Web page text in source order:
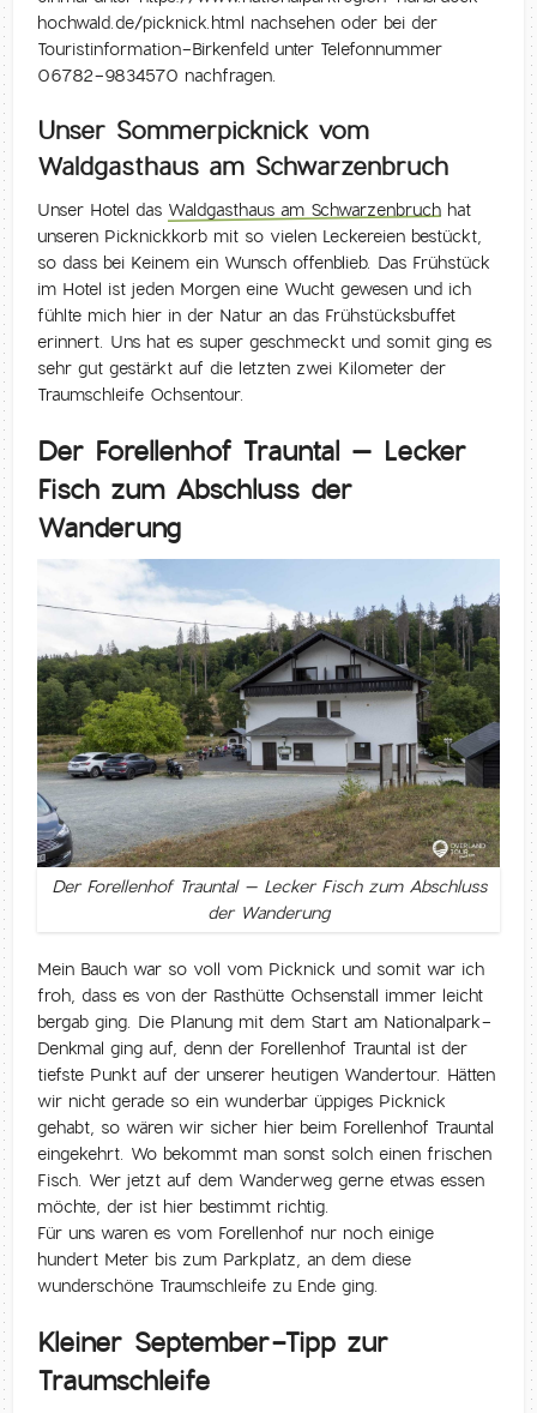
hochwald.de/picknick.html nachsehen oder bei der
Touristinformation-Birkenfeld unter Telefonnummer
06782-9834570 nachfragen.
Unser Sommerpicknick vom
Waldgasthaus am Schwarzenbruch
Unser Hotel das Waldgasthaus am Schwarzenbruch hat
unseren Picknickkorb mit so vielen Leckereien bestückt,
so dass bei Keinem ein Wunsch offenblieb. Das Frühstück
im Hotel ist jeden Morgen eine Wucht gewesen und ich
fühlte mich hier in der Natur an das Frühstücksbuffet
erinnert. Uns hat es super geschmeckt und somit ging es
sehr gut gestärkt auf die letzten zwei Kilometer der
Traumschleife Ochsentour.
Der Forellenhof Trauntal – Lecker
Fisch zum Abschluss der
Wanderung
Der Forellenhof Trauntal – Lecker Fisch zum Abschluss
der Wanderung
Mein Bauch war so voll vom Picknick und somit war ich
froh, dass es von der Rasthütte Ochsenstall immer leicht
bergab ging. Die Planung mit dem Start am Nationalpark-
Denkmal ging auf, denn der Forellenhof Trauntal ist der
tiefste Punkt auf der unserer heutigen Wandertour. Hätten
wir nicht gerade so ein wunderbar üppiges Picknick
gehabt, so wären wir sicher hier beim Forellenhof Trauntal
eingekehrt. Wo bekommt man sonst solch einen frischen
Fisch. Wer jetzt auf dem Wanderweg gerne etwas essen
möchte, der ist hier bestimmt richtig.
Für uns waren es vom Forellenhof nur noch einige
hundert Meter bis zum Parkplatz, an dem diese
wunderschöne Traumschleife zu Ende ging.
Kleiner September-Tipp zur
Traumschleife